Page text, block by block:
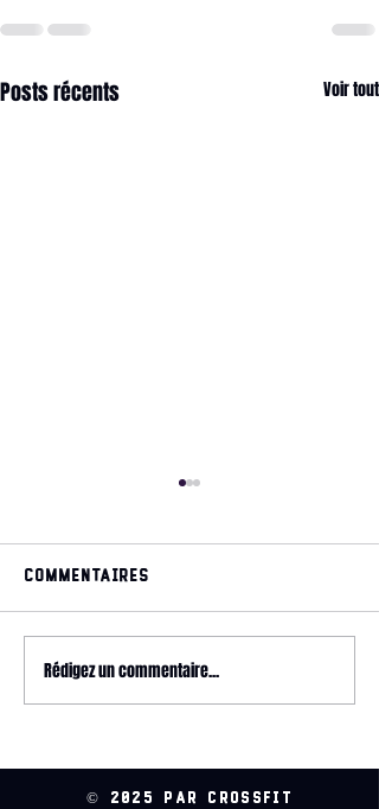
Posts récents Voir tout
Commentaires
Rédigez un commentaire...
© 2025 par CrossFit